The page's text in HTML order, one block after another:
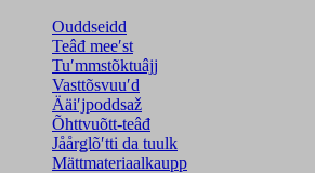
Ouddseidd
Teâđ meeʹst
Tuʹmmstõktuâjj
Vasttõsvuuʹd
Ääiʹjpoddsaž
Õhttvuõtt-teâđ
Jåårǥlõʹtti da tuulk
Mättmateriaalkaupp